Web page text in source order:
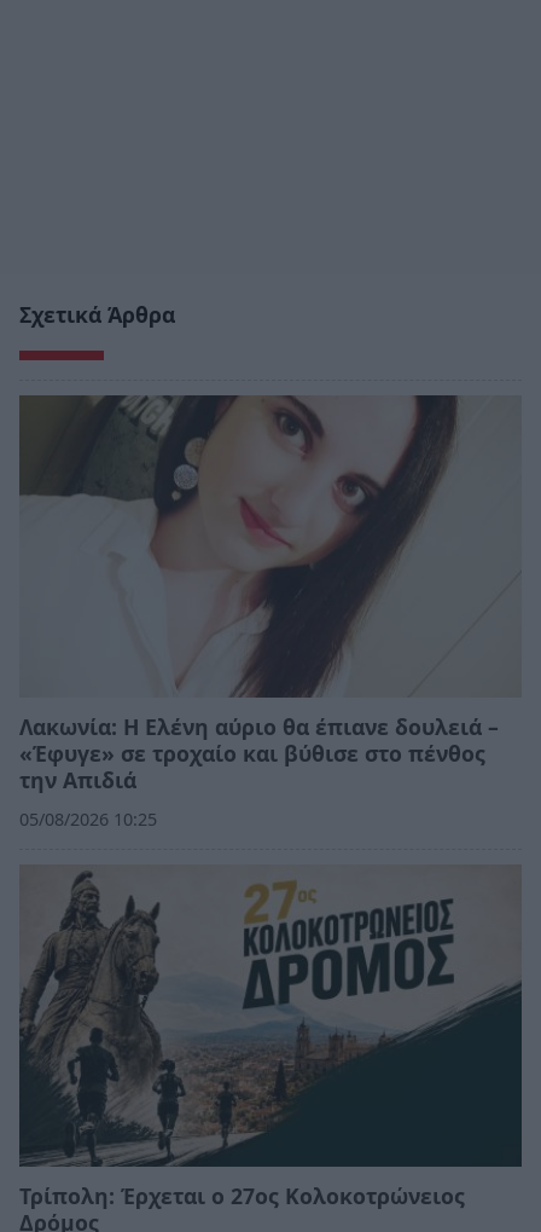
Σχετικά Άρθρα
Λακωνία: Η Ελένη αύριο θα έπιανε δουλειά –
«Έφυγε» σε τροχαίο και βύθισε στο πένθος
την Απιδιά
05/08/2026 10:25
Τρίπολη: Έρχεται ο 27ος Κολοκοτρώνειος
Δρόμος